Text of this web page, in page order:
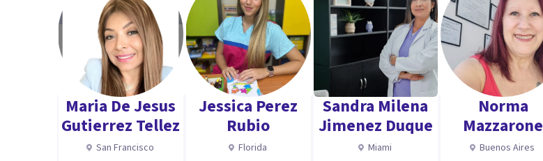
Maria De Jesus
Gutierrez Tellez
San Francisco
Jessica Perez
Rubio
Florida
Sandra Milena
Jimenez Duque
Miami
Norma
Mazzarone
Buenos Aires